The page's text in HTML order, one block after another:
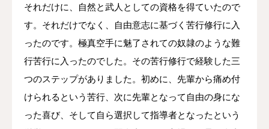
それだけに、自然と武人としての資格を得ていたので
す。それだけでなく、自由意志に基づく苦行修行に入
ったのです。極真空手に魅了されての奴隷のような難
行苦行に入ったのでした。その苦行修行で経験した三
つのステップがありました。初めに、先輩から痛め付
けられるという苦行、次に先輩となって自由の身にな
った喜び、そして自ら選択して指導者となったという